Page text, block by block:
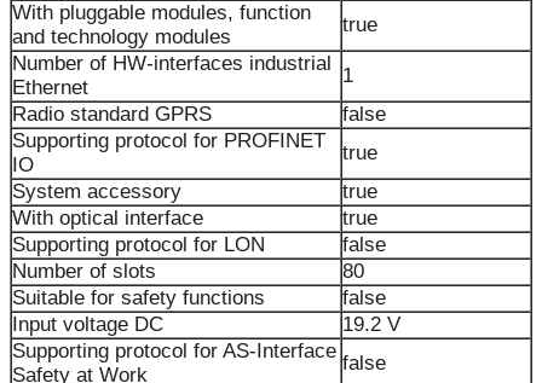
With pluggable modules, function
and technology modules
true
Number of HW-interfaces industrial
Ethernet
1
Radio standard GPRS
false
Supporting protocol for PROFINET
IO
true
System accessory
true
With optical interface
true
Supporting protocol for LON
false
Number of slots
80
Suitable for safety functions
false
Input voltage DC
19.2 V
Supporting protocol for AS-Interface
Safety at Work
false